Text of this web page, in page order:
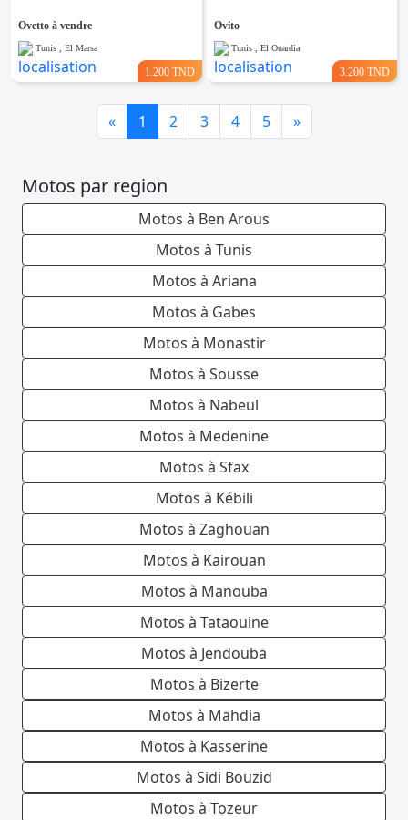
Ovetto à vendre
Tunis , El Marsa
1.200 TND
Ovito
Tunis , El Ouardia
3.200 TND
«Previous
1 2 3 4 5 »Next
Motos par region
Motos à Ben Arous
Motos à Tunis
Motos à Ariana
Motos à Gabes
Motos à Monastir
Motos à Sousse
Motos à Nabeul
Motos à Medenine
Motos à Sfax
Motos à Kébili
Motos à Zaghouan
Motos à Kairouan
Motos à Manouba
Motos à Tataouine
Motos à Jendouba
Motos à Bizerte
Motos à Mahdia
Motos à Kasserine
Motos à Sidi Bouzid
Motos à Tozeur